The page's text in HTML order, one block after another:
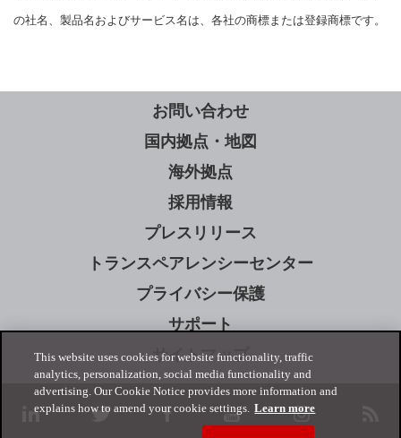
の社名、製品名およびサービス名は、各社の商標または登録商標です。
お問い合わせ
国内拠点・地図
海外拠点
採用情報
プレスリリース
トランスペアレンシーセンター
プライバシー保護
サポート
サイトマップ
linkedin twitter facebook youtube instagram
This website uses cookies for website functionality, traffic
analytics, personalization, social media functionality and
advertising. Our Cookie Notice provides more information and
explains how to amend your cookie settings. Learn more